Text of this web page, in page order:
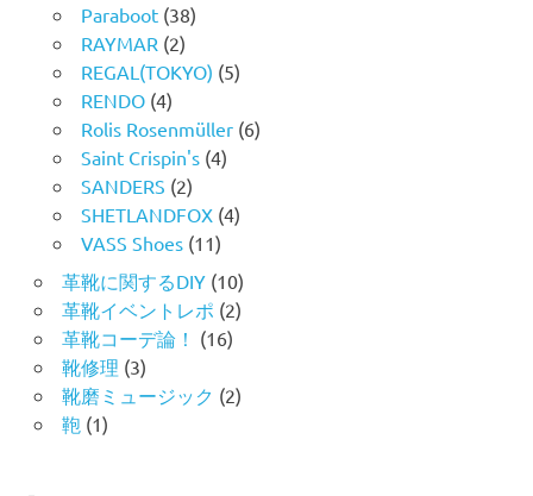
Paraboot(38)
RAYMAR (2)
REGAL(TOKYO) (5)
RENDO(4)
Rolis Rosenmüller(6)
Saint Crispin's(4)
SANDERS (2)
SHETLANDFOX(4)
VASS Shoes(11)
革靴に関するDIY(10)
革靴イベントレポ (2)
革靴コーデ論！ (16)
靴修理 (3)
靴磨ミュージック (2)
鞄 (1)